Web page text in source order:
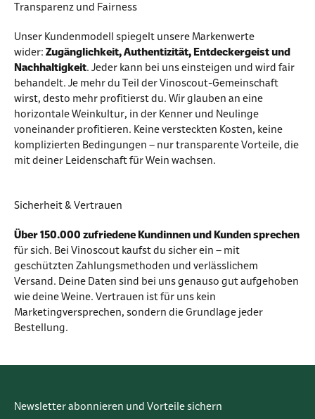
Transparenz und Fairness
Unser Kundenmodell spiegelt unsere Markenwerte
wider: Zugänglichkeit, Authentizität, Entdeckergeist und
Nachhaltigkeit. Jeder kann bei uns einsteigen und wird fair
behandelt. Je mehr du Teil der Vinoscout-Gemeinschaft
wirst, desto mehr profitierst du. Wir glauben an eine
horizontale Weinkultur, in der Kenner und Neulinge
voneinander profitieren. Keine versteckten Kosten, keine
komplizierten Bedingungen – nur transparente Vorteile, die
mit deiner Leidenschaft für Wein wachsen.
Sicherheit & Vertrauen
Über 150.000 zufriedene Kundinnen und Kunden sprechen
für sich. Bei Vinoscout kaufst du sicher ein – mit
geschützten Zahlungsmethoden und verlässlichem
Versand. Deine Daten sind bei uns genauso gut aufgehoben
wie deine Weine. Vertrauen ist für uns kein
Marketingversprechen, sondern die Grundlage jeder
Bestellung.
Newsletter abonnieren und Vorteile sichern